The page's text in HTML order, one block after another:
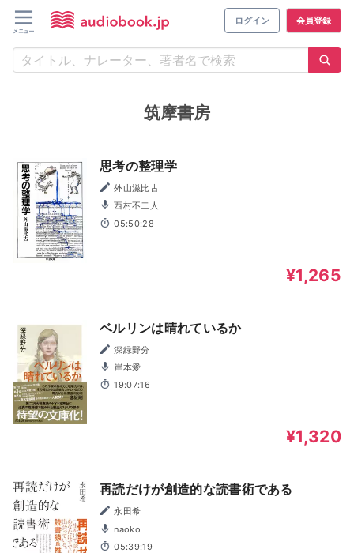
ログイン 会員登録
筑摩書房
思考の整理学
外山滋比古
西村不二人
05:50:28
¥1,265
ベルリンは晴れているか
深緑野分
岸本愛
19:07:16
¥1,320
再読だけが創造的な読書術である
永田希
naoko
05:39:19